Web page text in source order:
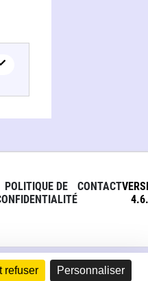
refuser Personnaliser
POLITIQUE DE
CONTACT